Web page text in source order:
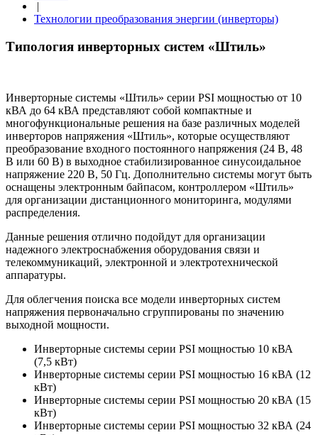
|
Технологии преобразования энергии (инверторы)
Типология инверторных систем «Штиль»
Инверторные системы «Штиль» серии PSI мощностью от 10
кВА до 64 кВА представляют собой компактные и
многофункциональные решения на базе различных моделей
инверторов напряжения «Штиль», которые осуществляют
преобразование входного постоянного напряжения (24 В, 48
В или 60 В) в выходное стабилизированное синусоидальное
напряжение 220 В, 50 Гц. Дополнительно системы могут быть
оснащены электронным байпасом, контроллером «Штиль»
для организации дистанционного мониторинга, модулями
распределения.
Данные решения отлично подойдут для организации
надежного электроснабжения оборудования связи и
телекоммуникаций, электронной и электротехнической
аппаратуры.
Для облегчения поиска все модели инверторных систем
напряжения первоначально сгруппированы по значению
выходной мощности.
Инверторные системы серии PSI мощностью 10 кВА
(7,5 кВт)
Инверторные системы серии PSI мощностью 16 кВА (12
кВт)
Инверторные системы серии PSI мощностью 20 кВА (15
кВт)
Инверторные системы серии PSI мощностью 32 кВА (24